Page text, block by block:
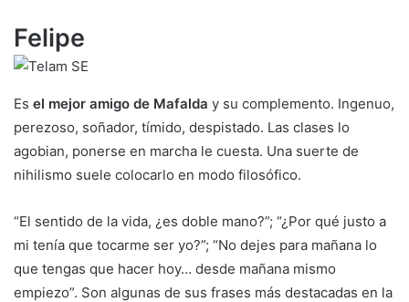
Felipe
Es el mejor amigo de Mafalda y su complemento. Ingenuo,
perezoso, soñador, tímido, despistado. Las clases lo
agobian, ponerse en marcha le cuesta. Una suerte de
nihilismo suele colocarlo en modo filosófico.
“El sentido de la vida, ¿es doble mano?”; “¿Por qué justo a
mi tenía que tocarme ser yo?”; “No dejes para mañana lo
que tengas que hacer hoy… desde mañana mismo
empiezo”. Son algunas de sus frases más destacadas en la